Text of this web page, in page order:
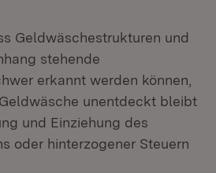
Geldwäschestrukturen und
stehende
erkannt werden können,
unentdeckt bleibt
und Einziehung des
oder hinterzogener Steuern